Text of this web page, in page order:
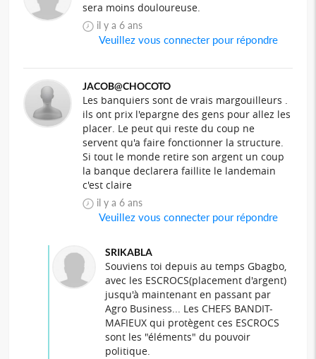
sera moins douloureuse.
il y a 6 ans
Veuillez vous connecter pour répondre
JACOB@CHOCOTO
Les banquiers sont de vrais margouilleurs .
ils ont prix l'epargne des gens pour allez les
placer. Le peut qui reste du coup ne
servent qu'a faire fonctionner la structure.
Si tout le monde retire son argent un coup
la banque declarera faillite le landemain
c'est claire
il y a 6 ans
Veuillez vous connecter pour répondre
SRIKABLA
Souviens toi depuis au temps Gbagbo,
avec les ESCROCS(placement d'argent)
jusqu'à maintenant en passant par
Agro Business... Les CHEFS BANDIT-
MAFIEUX qui protègent ces ESCROCS
sont les "éléments" du pouvoir
politique.